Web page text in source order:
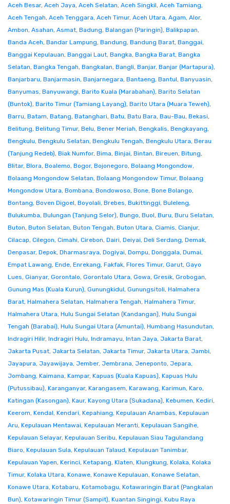
Aceh Besar, Aceh Jaya, Aceh Selatan, Aceh Singkil, Aceh Tamiang,
Aceh Tengah, Aceh Tenggara, Aceh Timur, Aceh Utara, Agam, Alor,
Ambon, Asahan, Asmat, Badung, Balangan (Paringin), Balikpapan,
Banda Aceh, Bandar Lampung, Bandung, Bandung Barat, Banggai,
Banggai Kepulauan, Banggai Laut, Bangka, Bangka Barat, Bangka
Selatan, Bangka Tengah, Bangkalan, Bangli, Banjar, Banjar (Martapura),
Banjarbaru, Banjarmasin, Banjarnegara, Bantaeng, Bantul, Banyuasin,
Banyumas, Banyuwangi, Barito Kuala (Marabahan), Barito Selatan
(Buntok), Barito Timur (Tamiang Layang), Barito Utara (Muara Teweh),
Barru, Batam, Batang, Batanghari, Batu, Batu Bara, Bau-Bau, Bekasi,
Belitung, Belitung Timur, Belu, Bener Meriah, Bengkalis, Bengkayang,
Bengkulu, Bengkulu Selatan, Bengkulu Tengah, Bengkulu Utara, Berau
(Tanjung Redeb), Biak Numfor, Bima, Binjai, Bintan, Bireuen, Bitung,
Blitar, Blora, Boalemo, Bogor, Bojonegoro, Bolaang Mongondow,
Bolaang Mongondow Selatan, Bolaang Mongondow Timur, Bolaang
Mongondow Utara, Bombana, Bondowoso, Bone, Bone Bolango,
Bontang, Boven Digoel, Boyolali, Brebes, Bukittinggi, Buleleng,
Bulukumba, Bulungan (Tanjung Selor), Bungo, Buol, Buru, Buru Selatan,
Buton, Buton Selatan, Buton Tengah, Buton Utara, Ciamis, Cianjur,
Cilacap, Cilegon, Cimahi, Cirebon, Dairi, Deiyai, Deli Serdang, Demak,
Denpasar, Depok, Dharmasraya, Dogiyai, Dompu, Donggala, Dumai,
Empat Lawang, Ende, Enrekang, Fakfak, Flores Timur, Garut, Gayo
Lues, Gianyar, Gorontalo, Gorontalo Utara, Gowa, Gresik, Grobogan,
Gunung Mas (Kuala Kurun), Gunungkidul, Gunungsitoli, Halmahera
Barat, Halmahera Selatan, Halmahera Tengah, Halmahera Timur,
Halmahera Utara, Hulu Sungai Selatan (Kandangan), Hulu Sungai
Tengah (Barabai), Hulu Sungai Utara (Amuntai), Humbang Hasundutan,
Indragiri Hilir, Indragiri Hulu, Indramayu, Intan Jaya, Jakarta Barat,
Jakarta Pusat, Jakarta Selatan, Jakarta Timur, Jakarta Utara, Jambi,
Jayapura, Jayawijaya, Jember, Jembrana, Jeneponto, Jepara,
Jombang, Kaimana, Kampar, Kapuas (Kuala Kapuas), Kapuas Hulu
(Putussibau), Karanganyar, Karangasem, Karawang, Karimun, Karo,
Katingan (Kasongan), Kaur, Kayong Utara (Sukadana), Kebumen, Kediri,
Keerom, Kendal, Kendari, Kepahiang, Kepulauan Anambas, Kepulauan
Aru, Kepulauan Mentawai, Kepulauan Meranti, Kepulauan Sangihe,
Kepulauan Selayar, Kepulauan Seribu, Kepulauan Siau Tagulandang
Biaro, Kepulauan Sula, Kepulauan Talaud, Kepulauan Tanimbar,
Kepulauan Yapen, Kerinci, Ketapang, Klaten, Klungkung, Kolaka, Kolaka
Timur, Kolaka Utara, Konawe, Konawe Kepulauan, Konawe Selatan,
Konawe Utara, Kotabaru, Kotamobagu, Kotawaringin Barat (Pangkalan
Bun), Kotawaringin Timur (Sampit), Kuantan Singingi, Kubu Raya